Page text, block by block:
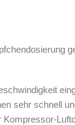
sehr schnell
Kompressor-